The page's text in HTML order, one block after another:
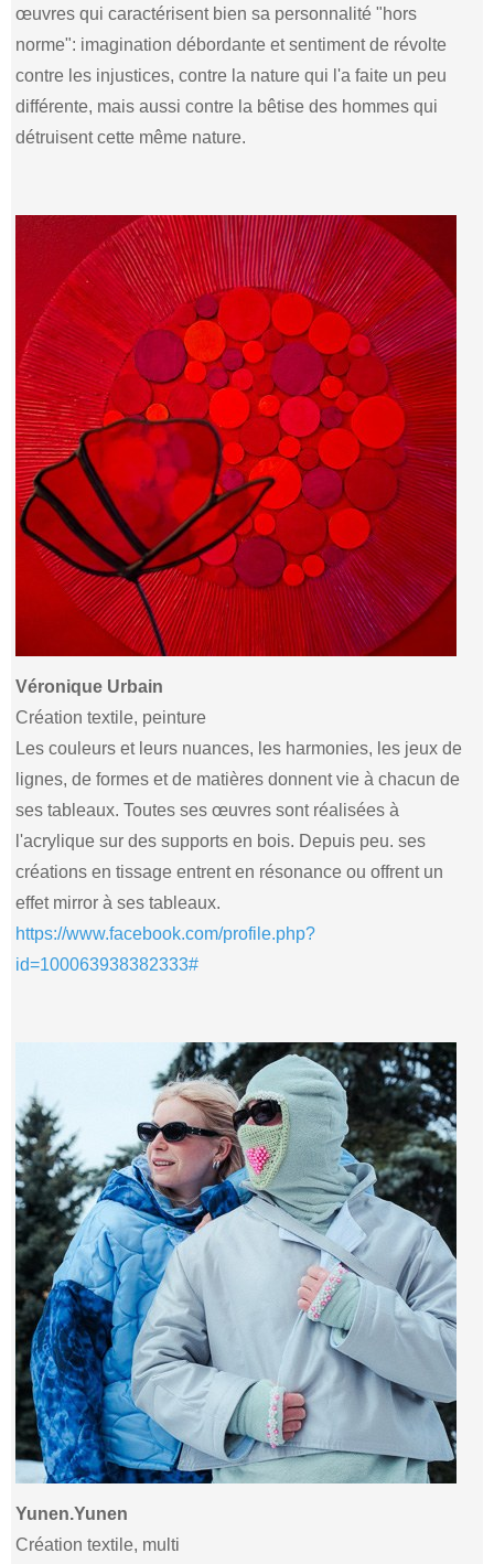
œuvres qui caractérisent bien sa personnalité "hors
norme": imagination débordante et sentiment de révolte
contre les injustices, contre la nature qui l'a faite un peu
différente, mais aussi contre la bêtise des hommes qui
détruisent cette même nature.
Véronique Urbain
Création textile, peinture
Les couleurs et leurs nuances, les harmonies, les jeux de
lignes, de formes et de matières donnent vie à chacun de
ses tableaux. Toutes ses œuvres sont réalisées à
l'acrylique sur des supports en bois. Depuis peu. ses
créations en tissage entrent en résonance ou offrent un
effet mirror à ses tableaux.
https://www.facebook.com/profile.php?
id=100063938382333#
Yunen.Yunen
Création textile, multi